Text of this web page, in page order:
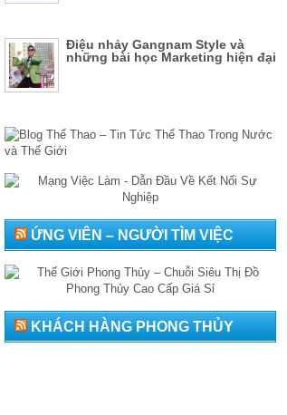
Điệu nhảy Gangnam Style và
những bài học Marketing hiện đại
ỨNG VIÊN – NGƯỜI TÌM VIỆC
KHÁCH HÀNG PHONG THỦY